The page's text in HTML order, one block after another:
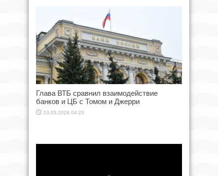
Глава ВТБ сравнил взаимодействие
банков и ЦБ с Томом и Джерри
23.05.2026 04:25